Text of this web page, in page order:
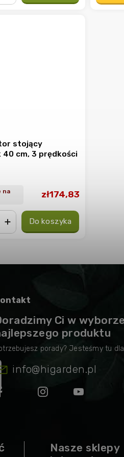
stojący
cm, 3 prędkości
na
zł174,83
Do koszyka
Ci w
produktu
info@higarden.pl
Nasze sklepy